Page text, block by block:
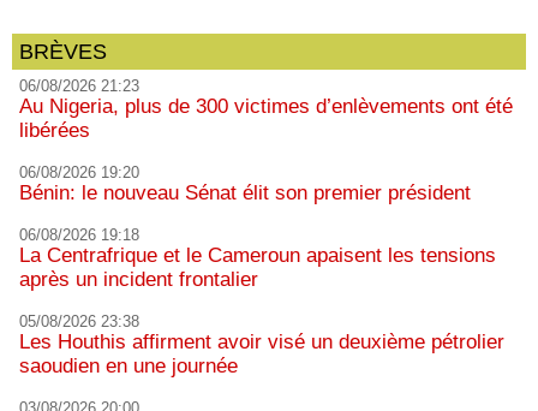
BRÈVES
06/08/2026 21:23
Au Nigeria, plus de 300 victimes d’enlèvements ont été
libérées
06/08/2026 19:20
Bénin: le nouveau Sénat élit son premier président
06/08/2026 19:18
La Centrafrique et le Cameroun apaisent les tensions
après un incident frontalier
05/08/2026 23:38
Les Houthis affirment avoir visé un deuxième pétrolier
saoudien en une journée